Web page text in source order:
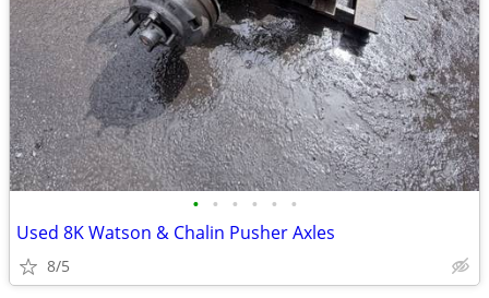
• • • • • •
Used 8K Watson & Chalin Pusher Axles
8/5